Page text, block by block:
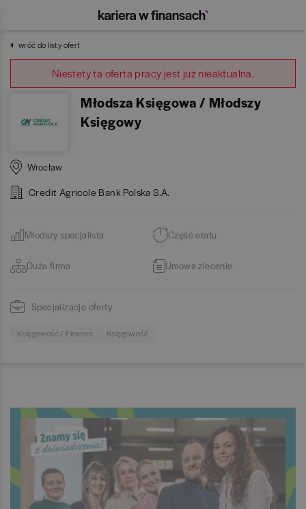
wróć do listy ofert
Niestety ta oferta pracy jest już nieaktualna.
Młodsza Księgowa / Młodszy
Księgowy
Wrocław
Credit Agricole Bank Polska S.A.
Młodszy specjalista Część etatu
Duża firma Umowa zlecenie
Specjalizacje oferty
Księgowość / Finanse Księgowość